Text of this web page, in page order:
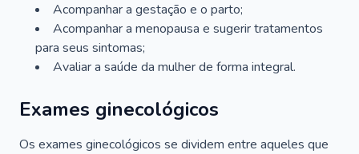
Acompanhar a gestação e o parto;
Acompanhar a menopausa e sugerir tratamentos
para seus sintomas;
Avaliar a saúde da mulher de forma integral.
Exames ginecológicos
Os exames ginecológicos se dividem entre aqueles que